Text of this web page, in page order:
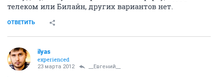
телеком или Билайн, других вариантов нет.
ОТВЕТИТЬ
ilyas
experienced
23 марта 2012 __Евгений__